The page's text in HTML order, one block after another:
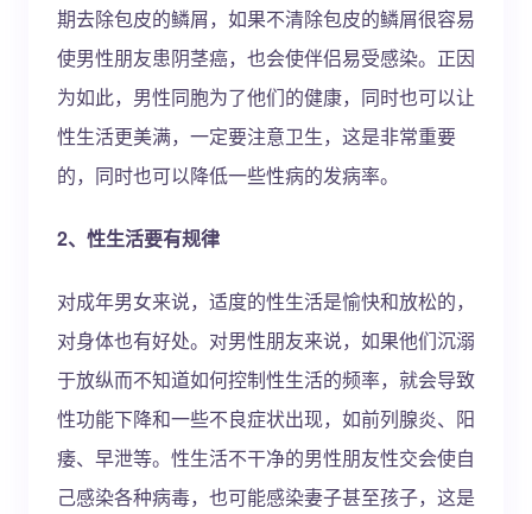
期去除包皮的鳞屑，如果不清除包皮的鳞屑很容易
使男性朋友患阴茎癌，也会使伴侣易受感染。正因
为如此，男性同胞为了他们的健康，同时也可以让
性生活更美满，一定要注意卫生，这是非常重要
的，同时也可以降低一些性病的发病率。
2、性生活要有规律
对成年男女来说，适度的性生活是愉快和放松的，
对身体也有好处。对男性朋友来说，如果他们沉溺
于放纵而不知道如何控制性生活的频率，就会导致
性功能下降和一些不良症状出现，如前列腺炎、阳
痿、早泄等。性生活不干净的男性朋友性交会使自
己感染各种病毒，也可能感染妻子甚至孩子，这是